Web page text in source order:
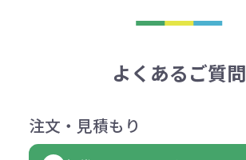
よくあるご質問
注文・見積もり